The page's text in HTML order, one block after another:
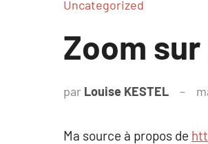
Uncategorized
Zoom
par Louise KESTEL
Ma source à propos de